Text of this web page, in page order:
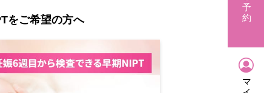
をご希望の方へ
予
約
マ